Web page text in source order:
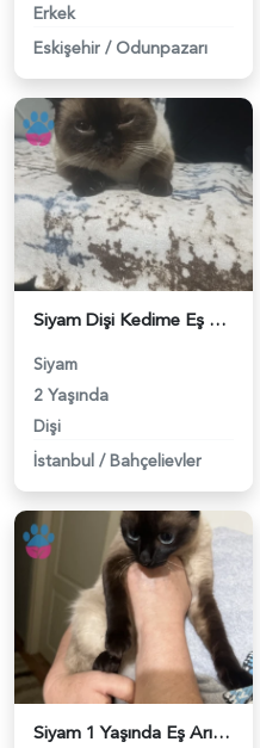
Erkek
Eskişehir / Odunpazarı
Siyam Dişi Kedime Eş Arıyorum - 118983424
Siyam
2 Yaşında
Dişi
İstanbul / Bahçelievler
Siyam 1 Yaşında Eş Arıyor - 118983299